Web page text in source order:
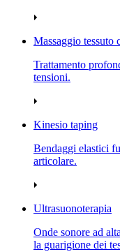
Massaggio tessuto
Trattamento
tensioni.
Kinesio taping
Bendaggi elastici
articolare.
Ultrasuonoterapia
Onde sonore ad
la guarigione dei